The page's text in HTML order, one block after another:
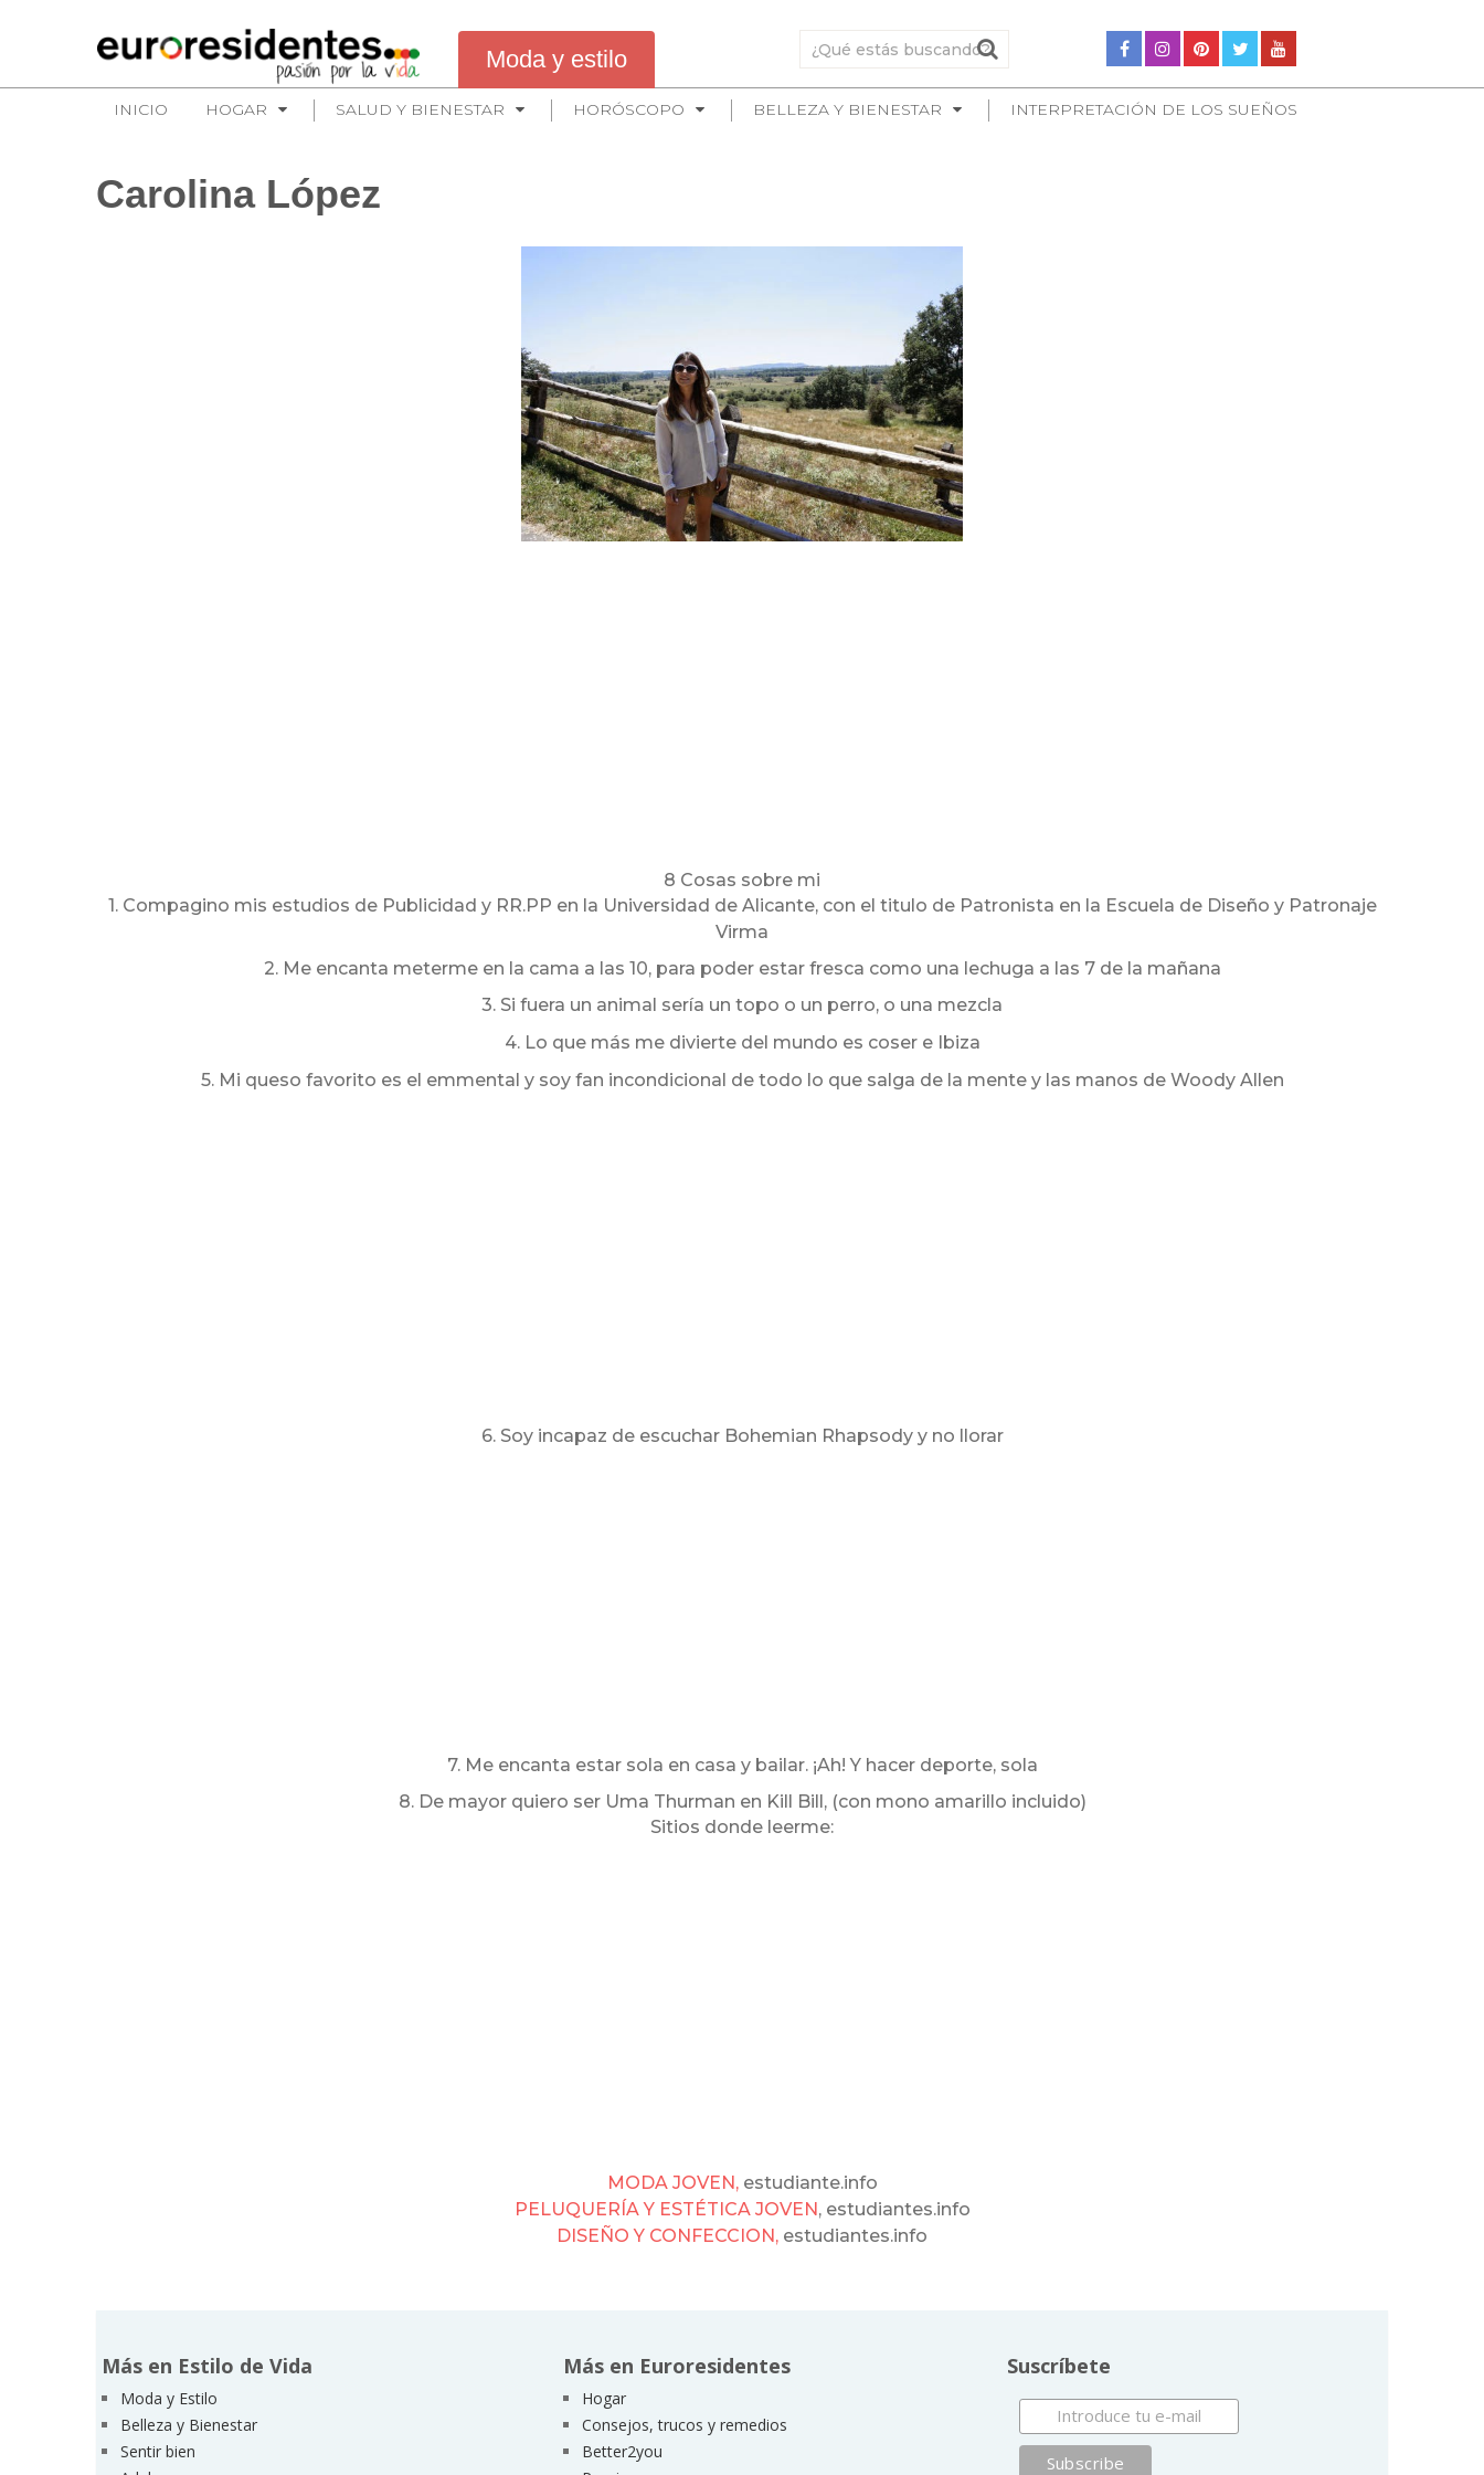
Moda y estilo
INICIO HOGAR SALUD Y BIENESTAR HORÓSCOPO BELLEZA Y BIENESTAR INTERPRETACIÓN DE LOS SUEÑOS
Carolina López
8 Cosas sobre mi
1. Compagino mis estudios de Publicidad y RR.PP en la Universidad de Alicante, con el titulo de Patronista en la Escuela de Diseño y Patronaje
Virma
2. Me encanta meterme en la cama a las 10, para poder estar fresca como una lechuga a las 7 de la mañana
3. Si fuera un animal sería un topo o un perro, o una mezcla
4. Lo que más me divierte del mundo es coser e Ibiza
5. Mi queso favorito es el emmental y soy fan incondicional de todo lo que salga de la mente y las manos de Woody Allen
6. Soy incapaz de escuchar Bohemian Rhapsody y no llorar
7. Me encanta estar sola en casa y bailar. ¡Ah! Y hacer deporte, sola
8. De mayor quiero ser Uma Thurman en Kill Bill, (con mono amarillo incluido)
Sitios donde leerme:
MODA JOVEN,estudiante.info
PELUQUERÍA Y ESTÉTICA JOVEN, estudiantes.info
DISEÑO Y CONFECCION, estudiantes.info
Más en Estilo de Vida
Moda y Estilo
Belleza y Bienestar
Sentir bien
Más en Euroresidentes
Hogar
Consejos, trucos y remedios
Better2you
Suscríbete